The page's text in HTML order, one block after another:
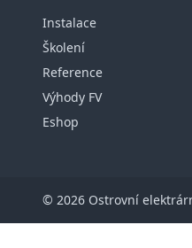
Instalace
Školení
Reference
Výhody FV
Eshop
© 2026 Ostrovní